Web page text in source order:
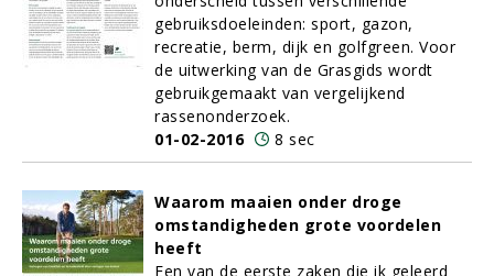
gebruiksdoeleinden: sport, gazon,
recreatie, berm, dijk en golfgreen. Voor
de uitwerking van de Grasgids wordt
gebruikgemaakt van vergelijkend
rassenonderzoek.
01-02-2016
8 sec
Waarom maaien onder droge
omstandigheden grote voordelen
heeft
Een van de eerste zaken die ik geleerd